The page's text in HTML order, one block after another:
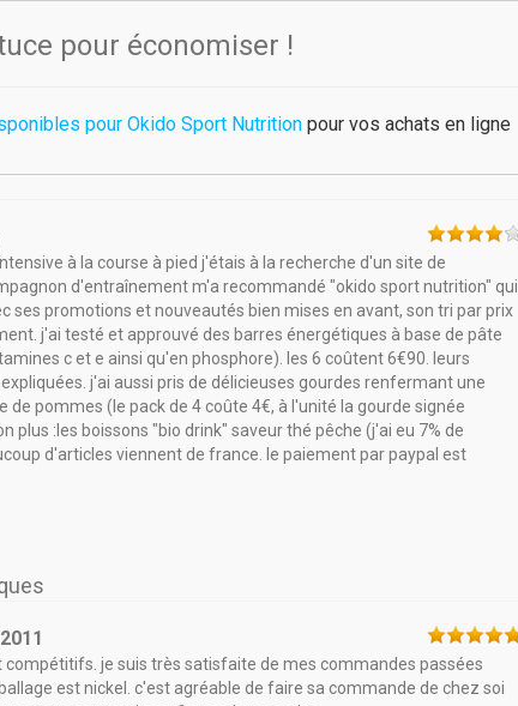
pour économiser !
pour Okido Sport Nutrition pour vos achats en ligne
à la course à pied j'étais à la recherche d'un site de
d'entraînement m'a recommandé "okido sport nutrition" qui
ses promotions et nouveautés bien mises en avant, son tri par prix
j'ai testé et approuvé des barres énergétiques à base de pâte
c et e ainsi qu'en phosphore). les 6 coûtent 6€90. leurs
j'ai aussi pris de délicieuses gourdes renfermant une
pommes (le pack de 4 coûte 4€, à l'unité la gourde signée
plus :les boissons "bio drink" saveur thé pêche (j'ai eu 7% de
d'articles viennent de france. le paiement par paypal est
compétitifs. je suis très satisfaite de mes commandes passées
est nickel. c'est agréable de faire sa commande de chez soi